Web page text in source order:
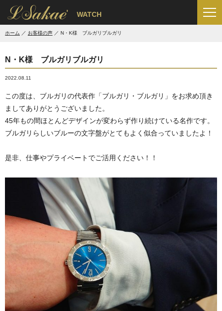
' WATCH
ホーム お客様の声 N・K様 ブルガリブルガリ
N・K様 ブルガリブルガリ
2022.08.11
この度は、ブルガリの代表作「ブルガリ・ブルガリ」をお求め頂き
ましてありがとうございました。
45年もの間ほとんどデザインが変わらず作り続けている名作です。
ブルガリらしいブルーの文字盤がとてもよく似合っていましたよ！
是非、仕事やプライベートでご活用ください！！